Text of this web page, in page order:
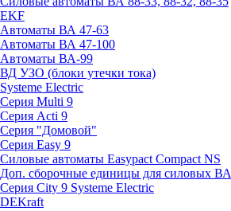
EKF
Автоматы ВА 47-63
Автоматы ВА 47-100
Автоматы ВА-99
ВД УЗО (блоки утечки тока)
Systeme Electric
Серия Multi 9
Серия Acti 9
Серия "Домовой"
Серия Easy 9
Силовые автоматы Easypact Compact NS
Доп. сборочные единицы для силовых ВА
Серия City 9 Systeme Electric
DEKraft